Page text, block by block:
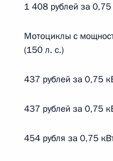
1 408 рублей за 0,75
Мотоциклы с
(150 л. с.)
437 рублей за 0,75
437 рублей за 0,75
454 рубля за 0,75